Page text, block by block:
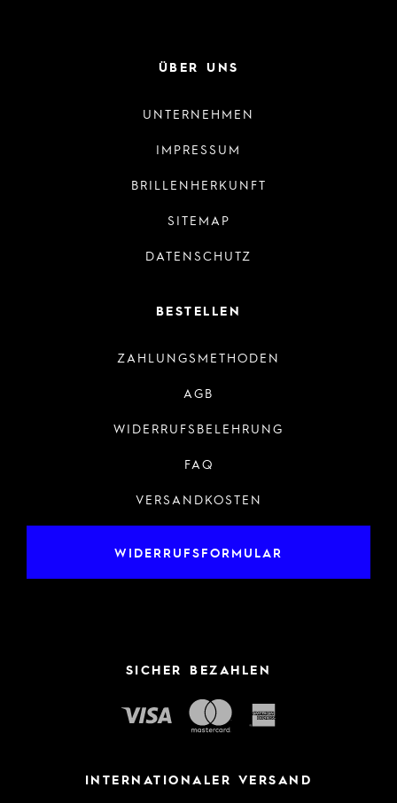
ÜBER UNS
UNTERNEHMEN
IMPRESSUM
BRILLENHERKUNFT
SITEMAP
DATENSCHUTZ
BESTELLEN
ZAHLUNGSMETHODEN
AGB
WIDERRUFSBELEHRUNG
FAQ
VERSANDKOSTEN
WIDERRUFSFORMULAR
SICHER BEZAHLEN
INTERNATIONALER VERSAND